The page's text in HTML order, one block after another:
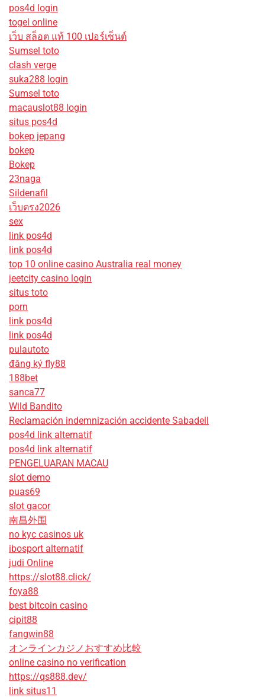
pos4d login
togel online
เว็บ สล็อต แท้ 100 เปอร์เซ็นต์
Sumsel toto
clash verge
suka288 login
Sumsel toto
macauslot88 login
situs pos4d
bokep jepang
bokep
Bokep
23naga
Sildenafil
เว็บตรง2026
sex
link pos4d
link pos4d
top 10 online casino Australia real money
jeetcity casino login
situs toto
porn
link pos4d
link pos4d
pulautoto
đăng ký fly88
188bet
sanca77
Wild Bandito
Reclamación indemnización accidente Sabadell
pos4d link alternatif
pos4d link alternatif
PENGELUARAN MACAU
slot demo
puas69
slot gacor
南昌外围
no kyc casinos uk
ibosport alternatif
judi Online
https://slot88.click/
foya88
best bitcoin casino
cipit88
fangwin88
オンラインカジノおすすめ比較
online casino no verification
https://qs888.dev/
link situs11